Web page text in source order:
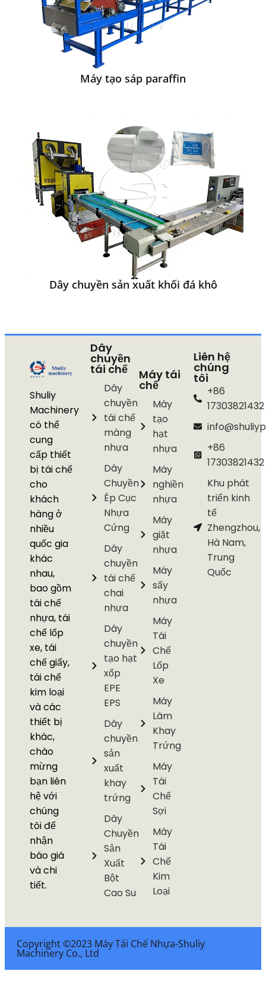
Máy tạo sáp paraffin
Dây chuyền sản xuất khối đá khô
Shuliy
Machinery
có thể
cung
cấp thiết
bị tái chế
cho
khách
hàng ở
nhiều
quốc gia
khác
nhau,
bao gồm
tái chế
nhựa, tái
chế lốp
xe, tái
chế giấy,
tái chế
kim loại
và các
thiết bị
khác,
chào
mừng
bạn liên
hệ với
chúng
tôi để
nhận
báo giá
và chi
tiết.
Dây
chuyền
tái chế
Dây
chuyền
tái chế
màng
nhựa
Dây
Chuyền
Ép Cục
Nhựa
Cứng
Dây
chuyền
tái chế
chai
nhựa
Dây
chuyền
tạo hạt
xốp
EPE
EPS
Dây
chuyền
sản
xuất
khay
trứng
Dây
Chuyền
Sản
Xuất
Bột
Cao Su
Máy tái
chế
Máy
tạo
hạt
nhựa
Máy
nghiền
nhựa
Máy
giặt
nhựa
Máy
sấy
nhựa
Máy
Tái
Chế
Lốp
Xe
Máy
Làm
Khay
Trứng
Máy
Tái
Chế
Sợi
Máy
Tái
Chế
Kim
Loại
Liên hệ
chúng
tôi
+86
17303821432
+86
17303821432
Khu phát
triển kinh
tế
Zhengzhou,
Hà Nam,
Trung
Quốc
Copyright ©2023 Máy Tái Chế Nhựa-Shuliy
Machinery Co., Ltd